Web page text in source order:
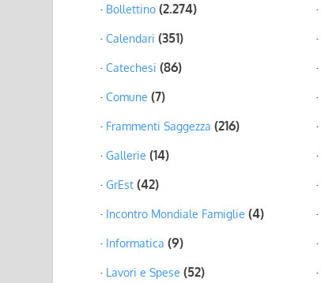
Bollettino (2.274)
Calendari (351)
Catechesi (86)
Comune (7)
Frammenti Saggezza (216)
Gallerie (14)
GrEst (42)
Incontro Mondiale Famiglie (4)
Informatica (9)
Lavori e Spese (52)